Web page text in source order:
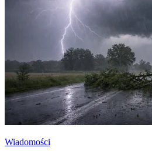
Wiadomości